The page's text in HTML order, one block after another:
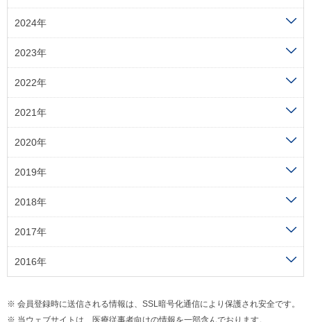
2024年
2023年
2022年
2021年
2020年
2019年
2018年
2017年
2016年
会員登録時に送信される情報は、SSL暗号化通信により保護され安全です。
当ウェブサイトは、医療従事者向けの情報を一部含んでおります。